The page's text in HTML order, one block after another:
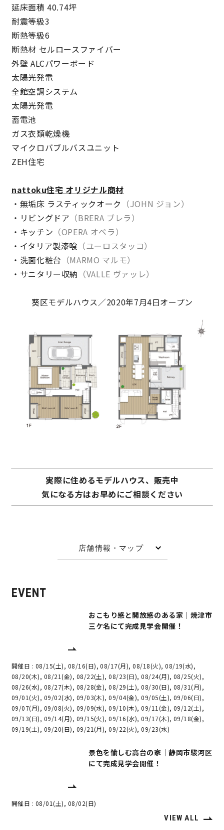
ラインナップ
最響の家
Groovin’
nattoku住宅25周年記念モデル
Glass Arts
Blue Style
納得リフォームスタジオ nattoku リノベ
分譲住宅･不動産 スタッフブログ
施工事例 お客さまの声
お知らせ 土地情報
近日分譲予定情報 会社情報
動画ギャラリー 採用情報
サイトマップ プライバシーポリシー
よくある質問
延床面積 40.74坪
耐震等級3
断熱等級6
断熱材 セルロースファイバー
外壁 ALCパワーボード
太陽光発電
全館空調システム
太陽光発電
蓄電池
ガス衣類乾燥機
マイクロバブルバスユニット
ZEH住宅
nattoku住宅 オリジナル商材
・無垢床 ラスティックオーク （JOHN ジョン）
・リビングドア （BRERA ブレラ）
・キッチン （OPERA オペラ）
・イタリア製漆喰 （ユーロスタッコ）
・洗面化粧台 （MARMO マルモ）
・サニタリー収納 （VALLE ヴァッレ）
葵区モデルハウス／2020年7月4日オープン
実際に住めるモデルハウス、販売中
気になる方はお早めにご相談ください
店舗情報・マップ
EVENT
おこもり感と開放感のある家｜焼津市
三ケ名にて完成見学会開催！
開催日 : 08/15(土), 08/16(日), 08/17(月), 08/18(火), 08/19(水),
08/20(木), 08/21(金), 08/22(土), 08/23(日), 08/24(月), 08/25(火),
08/26(水), 08/27(木), 08/28(金), 08/29(土), 08/30(日), 08/31(月),
09/01(火), 09/02(水), 09/03(木), 09/04(金), 09/05(土), 09/06(日),
09/07(月), 09/08(火), 09/09(水), 09/10(木), 09/11(金), 09/12(土),
09/13(日), 09/14(月), 09/15(火), 09/16(水), 09/17(木), 09/18(金),
09/19(土), 09/20(日), 09/21(月), 09/22(火), 09/23(水)
景色を愉しむ高台の家｜静岡市駿河区
にて完成見学会開催！
開催日 : 08/01(土), 08/02(日)
VIEW ALL